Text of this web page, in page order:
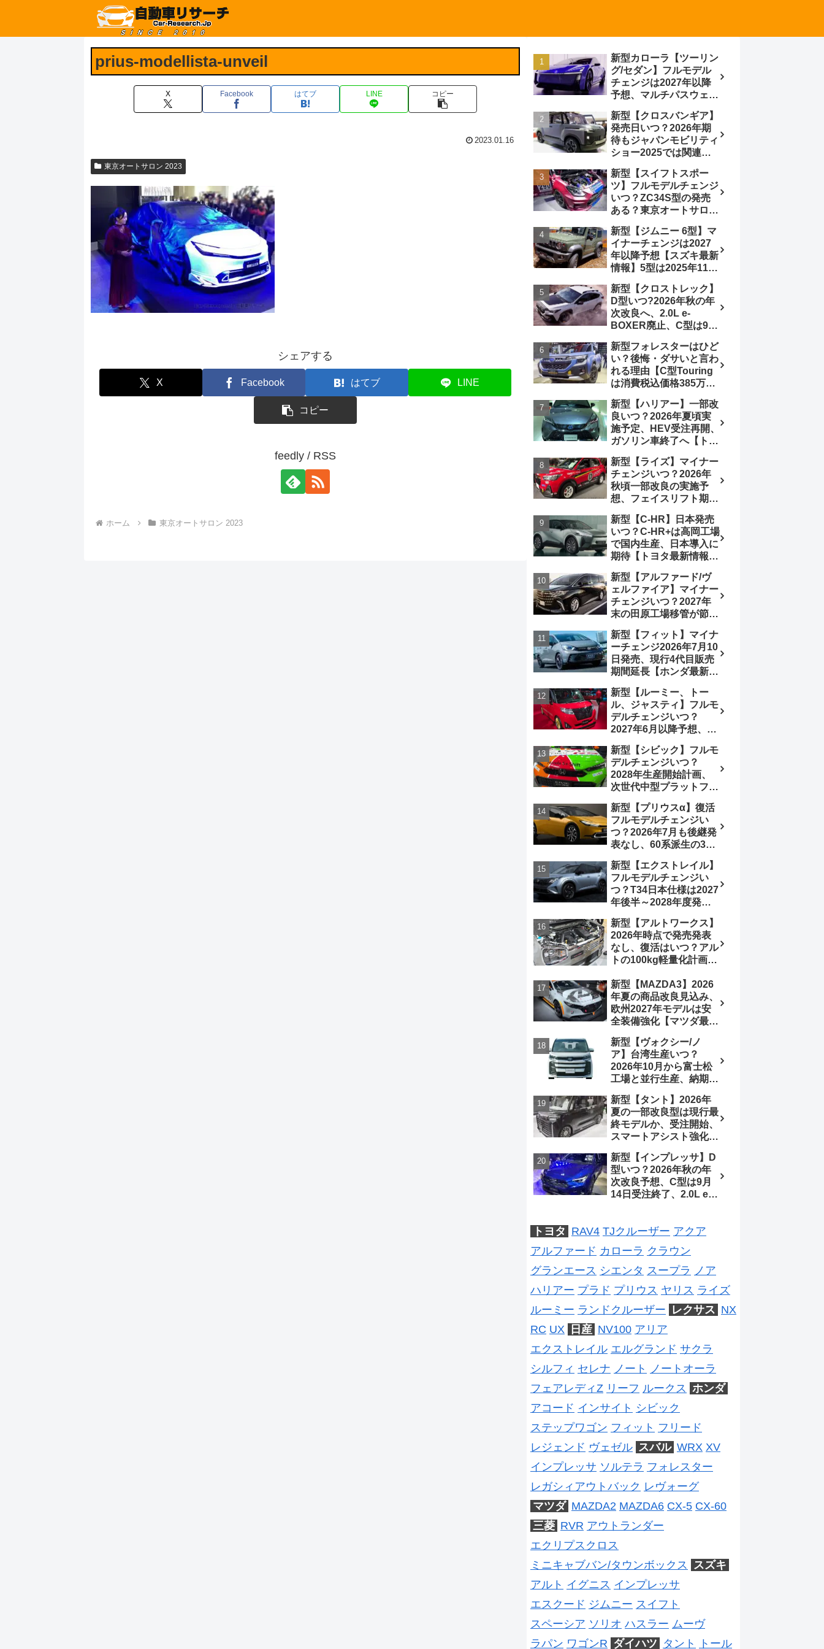
prius-modellista-unveil
X Facebook はてブ LINE コピー
2023.01.16
東京オートサロン 2023
シェアする
X Facebook はてブ LINE
コピー
feedly / RSS
ホーム 東京オートサロン 2023
新型カローラ【ツーリン
グ/セダン】フルモデル
チェンジは2027年以降
予想、マルチパスウェイ
BEVからの派生で新開発
小型エンジン搭載の
HEV/PHEV、ギガキャ
ストの採用は無しか【ト
ヨタ最新情報】60周年記
念車発売
新型【クロスバンギア】
発売日いつ？2026年期
待もジャパンモビリティ
ショー2025では関連モ
最新情報】ベース車ノ
ア/ヴォクシーの台湾生
産開始に注目、「ギア」
のほか「コア」と「ツー
ル」、デリカD:5対抗の
クロスオーバーSUVミニ
バン
新型【スイフトスポー
ツ】フルモデルチェンジ
いつ？ZC34S型の発売
ある？東京オートサロン
エロー レヴはスイスポ
コンセプトか？ハイブリ
ッド化/重量増/価格アッ
プが争点【スズキ最新情
報】特別仕様車
「ZC33S Final
Edition」終了
新型【ジムニー 6型】マ
イナーチェンジは2027
年以降予想【スズキ最新
情報】5型は2025年11月
ACC・スズキコネクト
採用
新型【クロストレック】
D型いつ?2026年秋の年
次改良へ、2.0L e-
BOXER廃止、C型は9月
ーボ採用予想【スバル最
新情報】
新型フォレスターはひど
い？後悔・ダサいと言わ
れる理由【C型Touring
は消費税込価格385万円
19.1km/L、納期4～5か
月】ナビUI・冬用タイ
ヤ・ウィルダネス日本発
売は？カーオブザイヤー
とJNCAP大賞受賞後も
残る注意点
新型【ハリアー】一部改
良いつ？2026年夏頃実
施予定、HEV受注再開、
ガソリン車終了へ【トヨ
チェンジ2027年以降予
想
新型【ライズ】マイナー
チェンジいつ？2026年
秋頃一部改良の実施予
想、フェイスリフト期
2～3ヵ月に短縮【ダイハ
ツ最新情報】前回改良は
2024年11月5日、価格
180.07～244.2万円、値
上げ約8～10万円、法規
対応、ハイブリッド
4WD追加まだ、フルモ
デルチェンジはトヨタが
介入か
新型【C-HR】日本発売
いつ？C-HR+は高岡工場
で国内生産、日本導入に
期待【トヨタ最新情報】
売、2代目HEV・PHEV
は日本未導入
新型【アルファード/ヴ
ェルファイア】マイナー
チェンジいつ？2027年
末の田原工場移管が節目
のフェイスリフト予想
【トヨタ最新情報】
2026年6月一部改良済
み、消費税込価格559万
9000円から
新型【フィット】マイナ
ーチェンジ2026年7月10
日発売、現行4代目販売
期間延長【ホンダ最新情
いつ？フルモデルチェン
ジは2029年頃まで遅れ
る予想
新型【ルーミー、トー
ル、ジャスティ】フルモ
デルチェンジいつ？
2027年6月以降予想、ビ
う無い？【トヨタ最新情
報】1.2Lハイブリッド追
加は次期型に期待
新型【シビック】フルモ
デルチェンジいつ？
2028年生産開始計画、
次世代中型プラットフォ
搭載予想【ホンダ最新情
報】Honda S+ Shiftは現
行e:HEV RS 消費税込
4,659,600円で先行導入
新型【プリウスα】復活
フルモデルチェンジい
つ？2026年7月も後継発
表なし、60系派生の3列
発売される可能性は【ト
ヨタ最新情報デザイン予
想画像】スライドドア装
備の要望も
新型【エクストレイル】
フルモデルチェンジい
つ？T34日本仕様は2027
年後半～2028年度発売
米ローグe-POWERは
2026年後半投入へ
新型【アルトワークス】
2026年時点で発売発表
なし、復活はいつ？アル
トの100kg軽量化計画は
処、5MTターボとアルト
スピリットに期待【スズ
キ最新情報】
新型【MAZDA3】2026
年夏の商品改良見込み、
欧州2027年モデルは安
全装備強化【マツダ最新
ジは2028年以降予想
新型【ヴォクシー/ノ
ア】台湾生産いつ？
2026年10月から富士松
工場と並行生産、納期短
2026年5月6日マイナー
チェンジ、価格 NOAH
326万1500円、VOXY
375万1000円、特別仕様
車 WxBと煌の追加に期
待、S-Zに12.3インチメ
ーター
新型【タント】2026年
夏の一部改良型は現行最
終モデルか、受注開始、
スマートアシスト強化と
フルモデルチェンジ予想
【ダイハツ最新情報】
新型【インプレッサ】D
型いつ？2026年秋の年
次改良予想、C型は9月
14日受注終了、2.0L e-
予想【スバル最新情報】
トヨタ RAV4 TJクルーザー アクア
アルファード カローラ クラウン
グランエース シエンタ スープラ
ノア
ハリアー プラド プリウス ヤリス ライズ
ルーミー ランドクルーザー レクサス NX
RC UX 日産 NV100 アリア
エクストレイル エルグランド サクラ
シルフィ セレナ ノート
ノートオーラ
フェアレディZ リーフ ルークス ホンダ
アコード インサイト シビック
ステップワゴン フィット フリード
レジェンド ヴェゼル スバル WRX XV
インプレッサ ソルテラ フォレスター
レガシィアウトバック レヴォーグ
マツダ MAZDA2 MAZDA6 CX-5 CX-60
三菱 RVR アウトランダー
エクリプスクロス
ミニキャブバン/タウンボックス
スズキ
アルト イグニス インプレッサ
エスクード ジムニー スイフト
スペーシア ソリオ ハスラー ムーヴ
ラパン ワゴンR ダイハツ タント トール